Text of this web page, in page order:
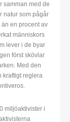
samman med de
natur som pågår
en procent av
människors
lever i de byar
först skövlar
Med den
kraftigt reglera
miljöaktivister i